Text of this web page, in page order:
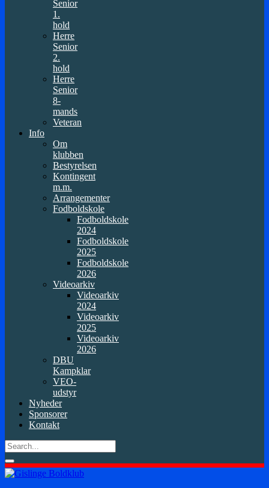
Senior
1.
hold
Herre
Senior
2.
hold
Herre
Senior
8-
mands
Veteran
Info
Om
klubben
Bestyrelsen
Kontingent
m.m.
Arrangementer
Fodboldskole
Fodboldskole
2024
Fodboldskole
2025
Fodboldskole
2026
Videoarkiv
Videoarkiv
2024
Videoarkiv
2025
Videoarkiv
2026
DBU
Kampklar
VEO-
udstyr
Nyheder
Sponsorer
Kontakt